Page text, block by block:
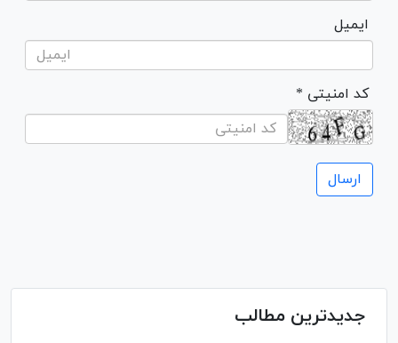
ایمیل
* کد امنیتی
جدیدترین مطالب